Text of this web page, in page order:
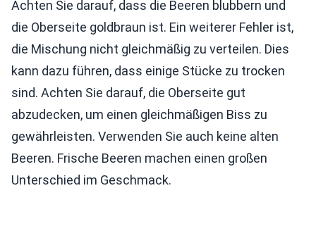
Achten Sie darauf, dass die Beeren blubbern und
die Oberseite goldbraun ist. Ein weiterer Fehler ist,
die Mischung nicht gleichmäßig zu verteilen. Dies
kann dazu führen, dass einige Stücke zu trocken
sind. Achten Sie darauf, die Oberseite gut
abzudecken, um einen gleichmäßigen Biss zu
gewährleisten. Verwenden Sie auch keine alten
Beeren. Frische Beeren machen einen großen
Unterschied im Geschmack.